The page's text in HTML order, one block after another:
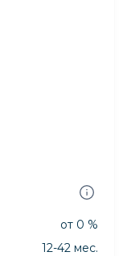
от 0 %
12-42 мес.